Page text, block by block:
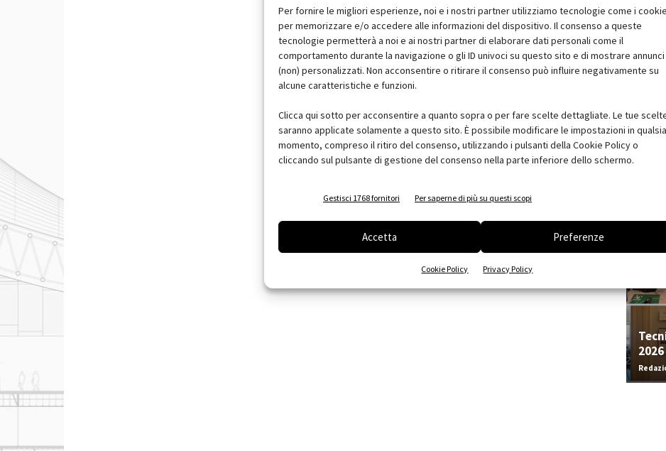
Per fornire le migliori esperienze, noi e i nostri partner utilizziamo tecnologie come i cookie
per memorizzare e/o accedere alle informazioni del dispositivo. Il consenso a queste
tecnologie permetterà a noi e ai nostri partner di elaborare dati personali come il
comportamento durante la navigazione o gli ID univoci su questo sito e di mostrare annunci
(non) personalizzati. Non acconsentire o ritirare il consenso può influire negativamente su
alcune caratteristiche e funzioni.
Clicca qui sotto per acconsentire a quanto sopra o per fare scelte dettagliate. Le tue
saranno applicate solamente a questo sito. È possibile modificare le impostazioni in
momento, compreso il ritiro del consenso, utilizzando i pulsanti della Cookie Policy o
cliccando sul pulsante di gestione del consenso nella parte inferiore dello schermo.
Gestisci 1768 fornitori Per saperne di più su questi scopi
Accetta Preferenze
Cookie Policy Privacy Policy
2026